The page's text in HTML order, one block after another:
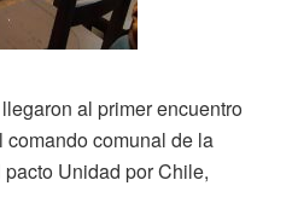
al primer encuentro
comunal de la
Unidad por Chile,